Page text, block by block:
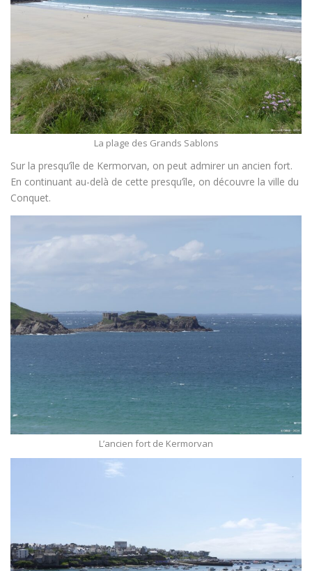
La plage des Grands Sablons
Sur la presqu’île de Kermorvan, on peut admirer un ancien fort.
En continuant au-delà de cette presqu’île, on découvre la ville du
Conquet.
L’ancien fort de Kermorvan